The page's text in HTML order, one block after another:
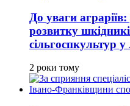
До уваги
розвитку
сільгоспкультур
2 роки тому